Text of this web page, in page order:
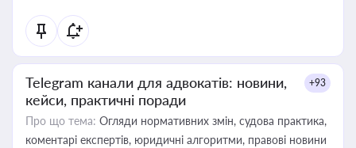
Telegram канали для адвокатів: новини,
кейси, практичні поради
+93
Про що тема: Огляди нормативних змін, судова практика,
коментарі експертів, юридичні алгоритми, правові новини